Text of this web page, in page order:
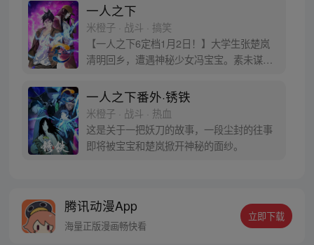
一人之下
米橙子 · 战斗 · 搞笑
【一人之下6定档1月2日！】大学生张楚岚
清明回乡，遭遇神秘少女冯宝宝。素未谋面
自己打工的快递公司。为了帮冯宝宝寻找她
的身世，也为了查清自己与爷爷身上的秘
密，张楚岚的生活被彻底颠覆，与冯宝宝一
同踏上“异人”之旅。
一人之下番外·锈铁
米橙子 · 战斗 · 热血
这是关于一把妖刀的故事，一段尘封的往事
即将被宝宝和楚岚掀开神秘的面纱。
腾讯动漫App
海量正版漫画畅快看
立即下载